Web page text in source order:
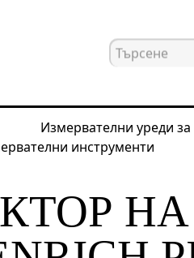
Измервателни уреди
инструменти
Каталог Детектори